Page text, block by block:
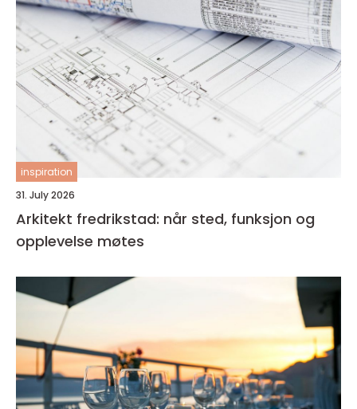
inspiration
31. July 2026
Arkitekt fredrikstad: når sted, funksjon og
opplevelse møtes